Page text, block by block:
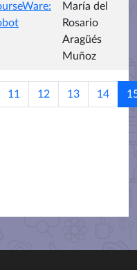
María del
Rosario
Aragüés
Muñoz
11 12 13 14